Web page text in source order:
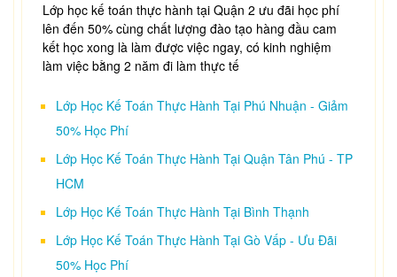
Lớp học kế toán thực hành tại Quận 2 ưu đãi học phí
lên đến 50% cùng chất lượng đào tạo hàng đầu cam
kết học xong là làm được việc ngay, có kinh nghiệm
làm việc bằng 2 năm đi làm thực tế
Lớp Học Kế Toán Thực Hành Tại Phú Nhuận - Giảm
50% Học Phí
Lớp Học Kế Toán Thực Hành Tại Quận Tân Phú - TP
HCM
Lớp Học Kế Toán Thực Hành Tại Bình Thạnh
Lớp Học Kế Toán Thực Hành Tại Gò Vấp - Ưu Đãi
50% Học Phí